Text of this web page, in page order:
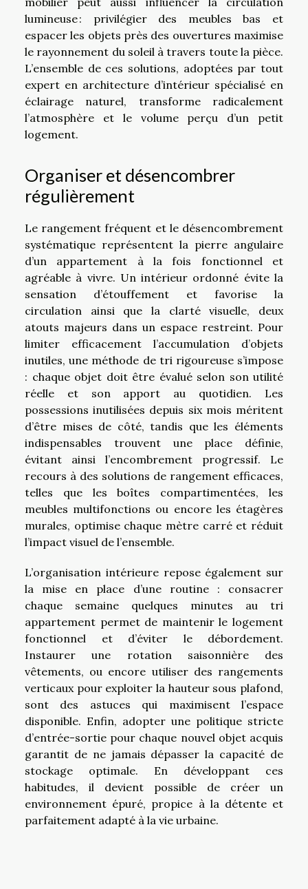
lumineuse : privilégier des meubles bas et
espacer les objets près des ouvertures maximise
le rayonnement du soleil à travers toute la pièce.
L’ensemble de ces solutions, adoptées par tout
expert en architecture d’intérieur spécialisé en
éclairage naturel, transforme radicalement
l’atmosphère et le volume perçu d’un petit
logement.
Organiser et désencombrer
régulièrement
Le rangement fréquent et le désencombrement
systématique représentent la pierre angulaire
d’un appartement à la fois fonctionnel et
agréable à vivre. Un intérieur ordonné évite la
sensation d’étouffement et favorise la
circulation ainsi que la clarté visuelle, deux
atouts majeurs dans un espace restreint. Pour
limiter efficacement l’accumulation d’objets
inutiles, une méthode de tri rigoureuse s’impose
: chaque objet doit être évalué selon son utilité
réelle et son apport au quotidien. Les
possessions inutilisées depuis six mois méritent
d’être mises de côté, tandis que les éléments
indispensables trouvent une place définie,
évitant ainsi l’encombrement progressif. Le
recours à des solutions de rangement efficaces,
telles que les boîtes compartimentées, les
meubles multifonctions ou encore les étagères
murales, optimise chaque mètre carré et réduit
l’impact visuel de l’ensemble.
L’organisation intérieure repose également sur
la mise en place d’une routine : consacrer
chaque semaine quelques minutes au tri
appartement permet de maintenir le logement
fonctionnel et d’éviter le débordement.
Instaurer une rotation saisonnière des
vêtements, ou encore utiliser des rangements
verticaux pour exploiter la hauteur sous plafond,
sont des astuces qui maximisent l’espace
disponible. Enfin, adopter une politique stricte
d’entrée-sortie pour chaque nouvel objet acquis
garantit de ne jamais dépasser la capacité de
stockage optimale. En développant ces
habitudes, il devient possible de créer un
environnement épuré, propice à la détente et
parfaitement adapté à la vie urbaine.